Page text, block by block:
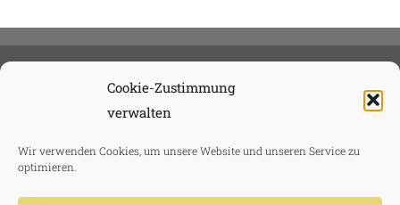
Cookie-Zustimmung
verwalten
Wir verwenden Cookies, um unsere Website und unseren Service zu
optimieren.